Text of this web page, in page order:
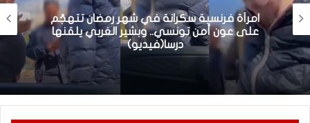
امرأة فرنسية سكرانة في شهر رمضان تتهجّم
على عون أمن تونسي.. وبشير الغربي يلقنها
درسا(فيديو)